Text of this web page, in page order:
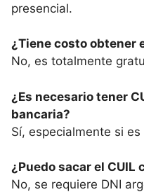
presencial.
¿Tiene costo obtener
No, es totalmente
¿Es necesario tener
bancaria?
Sí, especialmente si
¿Puedo sacar el CUIL
No, se requiere DNI